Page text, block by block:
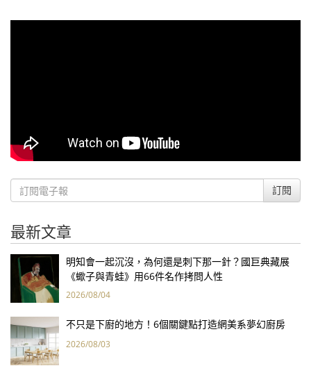
訂閱
最新文章
明知會一起沉沒，為何還是刺下那一針？國巨典藏展
《蠍子與青蛙》用66件名作拷問人性
2026/08/04
不只是下廚的地方！6個關鍵點打造網美系夢幻廚房
2026/08/03